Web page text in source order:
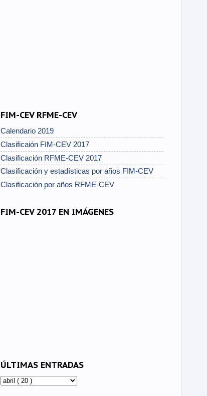
FIM-CEV RFME-CEV
Calendario 2019
Clasificaión FIM-CEV 2017
Clasificación RFME-CEV 2017
Clasificación y estadísticas por años FIM-CEV
Clasificación por años RFME-CEV
FIM-CEV 2017 EN IMÁGENES
ÚLTIMAS ENTRADAS